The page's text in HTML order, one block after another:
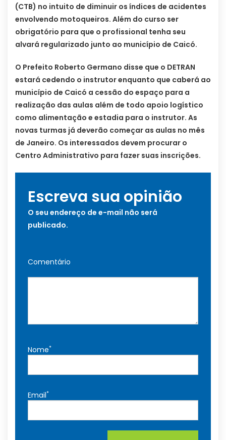
(CTB) no intuito de diminuir os índices de acidentes
envolvendo motoqueiros. Além do curso ser
obrigatório para que o profissional tenha seu
alvará regularizado junto ao município de Caicó.
O Prefeito Roberto Germano disse que o DETRAN
estará cedendo o instrutor enquanto que caberá ao
município de Caicó a cessão do espaço para a
realização das aulas além de todo apoio logístico
como alimentação e estadia para o instrutor. As
novas turmas já deverão começar as aulas no mês
de Janeiro. Os interessados devem procurar o
Centro Administrativo para fazer suas inscrições.
Escreva sua opinião
O seu endereço de e-mail não será
publicado.
Comentário
Nome*
Email*